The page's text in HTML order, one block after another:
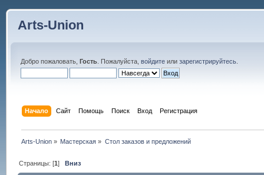
Arts-Union
Добро пожаловать, Гость. Пожалуйста, войдитеили зарегистрируйтесь.
Начало Сайт Помощь Поиск Вход Регистрация
Arts-Union » Мастерская » Стол заказов и предложений
Страницы: [1]Вниз